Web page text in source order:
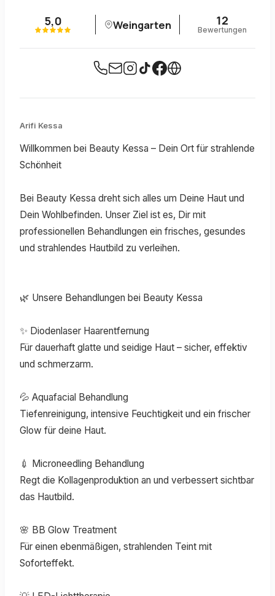
5,0 Weingarten 12
Bewertungen
Arifi Kessa
Willkommen bei Beauty Kessa – Dein Ort für strahlende
Schönheit
Bei Beauty Kessa dreht sich alles um Deine Haut und
Dein Wohlbefinden. Unser Ziel ist es, Dir mit
professionellen Behandlungen ein frisches, gesundes
und strahlendes Hautbild zu verleihen.
🌿 Unsere Behandlungen bei Beauty Kessa
✨ Diodenlaser Haarentfernung
Für dauerhaft glatte und seidige Haut – sicher, effektiv
und schmerzarm.
💦 Aquafacial Behandlung
Tiefenreinigung, intensive Feuchtigkeit und ein frischer
Glow für deine Haut.
💉 Microneedling Behandlung
Regt die Kollagenproduktion an und verbessert sichtbar
das Hautbild.
🌸 BB Glow Treatment
Für einen ebenmäßigen, strahlenden Teint mit
Soforteffekt.